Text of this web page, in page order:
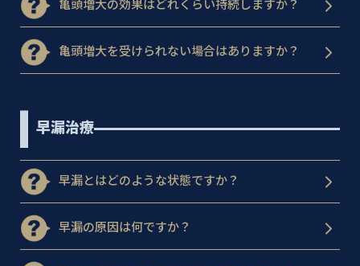
亀頭増大の効果はどれくらい持続しますか？
亀頭増大を受けられない場合はありますか？
早漏治療
早漏とはどのような状態ですか？
早漏の原因は何ですか？